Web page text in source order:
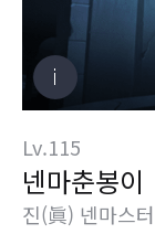
Lv.115
넨마춘봉이
진(眞) 넨마스